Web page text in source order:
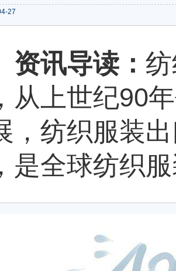
27
资讯导读：
从上世纪90
，纺织服装
是全球纺织